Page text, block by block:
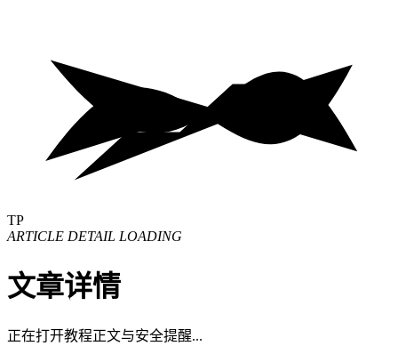
TP
ARTICLE DETAIL LOADING
文章详情
正在打开教程正文与安全提醒...